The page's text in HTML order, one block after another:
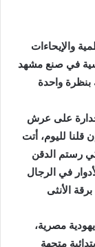
والإيحاءات
في صنع مشهد
واحدة
على عرش
قلنا لليوم، أتت
رستم الدقن
في الرجال
الأنثى
25فبراير 1914 لأسرة يهودية مصرية،
متجهة